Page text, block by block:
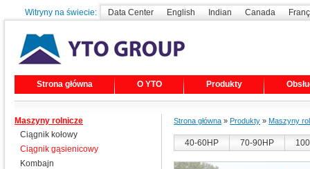
Witryny na świecie: Data Center English Indian Canada
Strona główna O YTO Produkty
Strona główna » Produkty » Maszyny
40-60HP 70-90HP
Maszyny rolnicze
Ciągnik kołowy
Ciągnik gąsienicowy
Kombajn